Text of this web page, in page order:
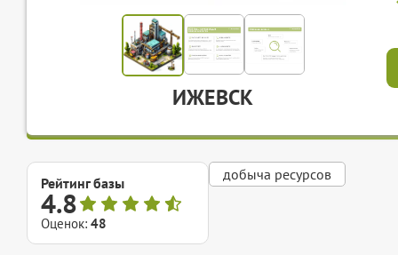
ИЖЕВСК
Рейтинг базы
4.8
Оценок: 48
добыча ресурсов